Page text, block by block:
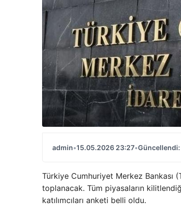
admin•15.05.2026 23:27•
Türkiye Cumhuriyet Merkez Bankası
toplanacak. Tüm piyasaların
katılımcıları anketi belli oldu.